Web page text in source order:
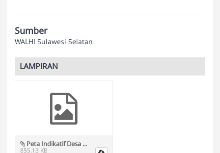
Sumber
WALHI Sulawesi Selatan
LAMPIRAN
Peta Indikatif Desa ...
855.13 KB